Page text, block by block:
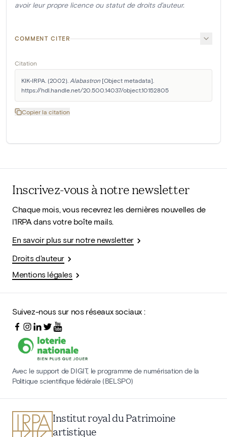
avoir leur propre licence ou statut de droits d'auteur.
COMMENT CITER
Citation
KIK-IRPA. (2002). Alabastron [Object metadata].
https://hdl.handle.net/20.500.14037/object.10152805
Copier la citation
Inscrivez-vous à notre newsletter
Chaque mois, vous recevrez les dernières nouvelles de
l'IRPA dans votre boîte mails.
En savoir plus sur notre newsletter
Droits d'auteur
Mentions légales
Suivez-nous sur nos réseaux sociaux :
Avec le support de DIGIT, le programme de numérisation de la
Politique scientifique fédérale (BELSPO)
Institut royal du Patrimoine
artistique